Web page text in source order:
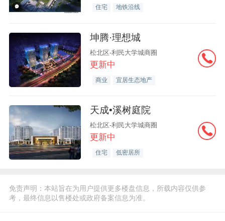
住宅 地铁沿线
坤腾·理想城
松北区-利民大学城商圈
更新中
商业 宜居生态地产
天成•溪树庭院
松北区-利民大学城商圈
更新中
住宅 低密居所
免责声明：本站旨在为用户提供更多楼盘信息，所载内容仅供参
考，最终信息以售楼处或政府备案信息为准。